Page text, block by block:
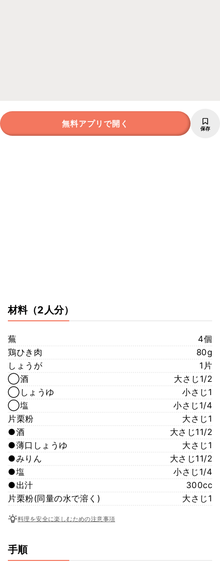
無料アプリで開く 保存
材料（2人分）
蕪
4個
鶏ひき肉
80g
しょうが
1片
◯酒
大さじ1/2
◯しょうゆ
小さじ1
◯塩
小さじ1/4
片栗粉
大さじ1
●酒
大さじ11/2
●薄口しょうゆ
大さじ1
●みりん
大さじ11/2
●塩
小さじ1/4
●出汁
300cc
片栗粉(同量の水で溶く)
大さじ1
料理を安全に楽しむための注意事項
手順